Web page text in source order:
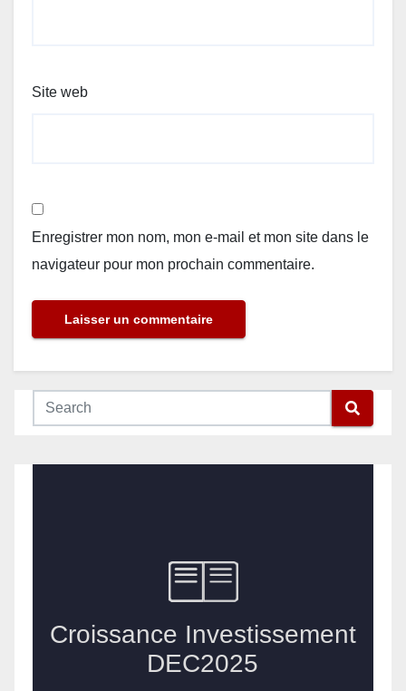
Site web
Enregistrer mon nom, mon e-mail et mon site dans le
navigateur pour mon prochain commentaire.